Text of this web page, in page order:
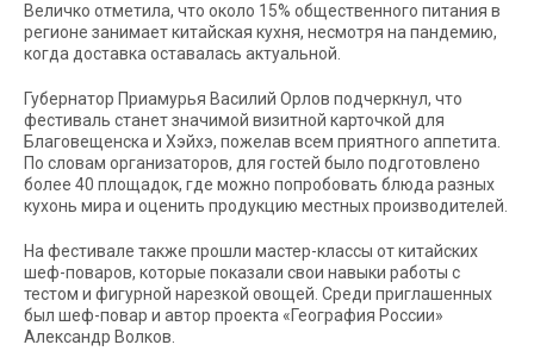
Величко отметила, что около 15% общественного питания в
регионе занимает китайская кухня, несмотря на пандемию,
когда доставка оставалась актуальной.
Губернатор Приамурья Василий Орлов подчеркнул, что
фестиваль станет значимой визитной карточкой для
Благовещенска и Хэйхэ, пожелав всем приятного аппетита.
По словам организаторов, для гостей было подготовлено
более 40 площадок, где можно попробовать блюда разных
кухонь мира и оценить продукцию местных производителей.
На фестивале также прошли мастер-классы от китайских
шеф-поваров, которые показали свои навыки работы с
тестом и фигурной нарезкой овощей. Среди приглашенных
был шеф-повар и автор проекта «География России»
Александр Волков.